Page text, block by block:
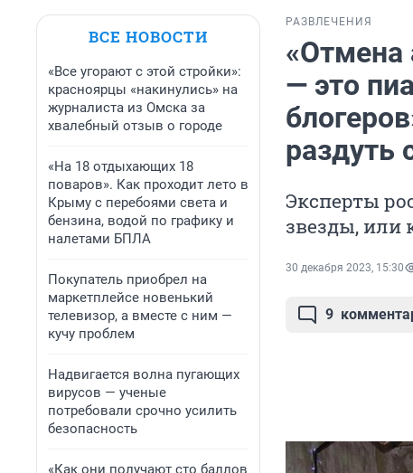
ВСЕ НОВОСТИ
«Все угорают с этой стройки»:
красноярцы «накинулись» на
журналиста из Омска за
хвалебный отзыв о городе
«На 18 отдыхающих 18
поваров». Как проходит лето в
Крыму с перебоями света и
бензина, водой по графику и
налетами БПЛА
Покупатель приобрел на
маркетплейсе новенький
телевизор, а вместе с ним —
кучу проблем
Надвигается волна пугающих
вирусов — ученые
потребовали срочно усилить
безопасность
«Как они получают сто баллов
РАЗВЛЕЧЕНИЯ
«Отмена
— это
раздуть
Эксперты
звезды, или
30 декабря 2023, 15:30
9